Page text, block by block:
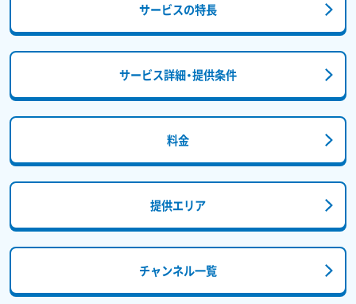
サービスの特長
サービス詳細・提供条件
料金
提供エリア
チャンネル一覧